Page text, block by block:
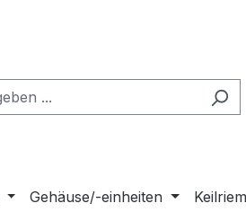
Gehäuse/-einheiten